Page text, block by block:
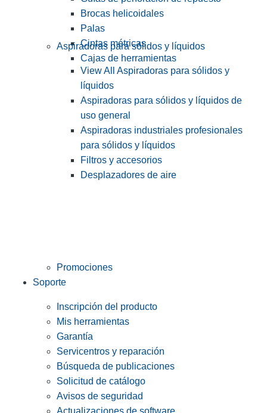
Brocas helicoidales
Palas
Cintas métricas
Cajas de herramientas
Aspiradoras para sólidos y líquidos
View All Aspiradoras para sólidos y
líquidos
Aspiradoras para sólidos y líquidos de
uso general
Aspiradoras industriales profesionales
para sólidos y líquidos
Filtros y accesorios
Desplazadores de aire
Promociones
Soporte
Inscripción del producto
Mis herramientas
Garantía
Servicentros y reparación
Búsqueda de publicaciones
Solicitud de catálogo
Avisos de seguridad